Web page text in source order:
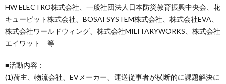
HW ELECTRO株式会社、一般社団法人日本防災教育振興中央会、花
キューピット株式会社、BOSAI SYSTEM株式会社、株式会社EVA、
株式会社ワールドウィング、株式会社MILITARYWORKS、株式会社
エイワット 等
■活動内容：
(1)荷主、物流会社、EVメーカー、運送従事者が横断的に課題解決に